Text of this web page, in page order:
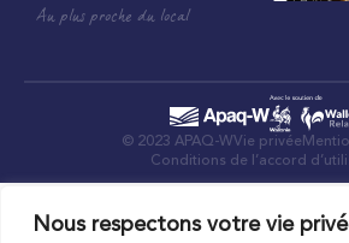
Nous respectons votre vie
Au plus proche du local
© 2023 APAQ-WVie privée
Conditions de l’accord